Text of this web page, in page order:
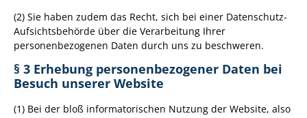
(2) Sie haben zudem das Recht, sich bei einer Datenschutz-
Aufsichtsbehörde über die Verarbeitung Ihrer
personenbezogenen Daten durch uns zu beschweren.
§ 3 Erhebung personenbezogener Daten bei
Besuch unserer Website
(1) Bei der bloß informatorischen Nutzung der Website, also